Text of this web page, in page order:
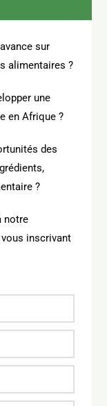
sur
alimentaires ?
une
en Afrique ?
des
?
notre
inscrivant